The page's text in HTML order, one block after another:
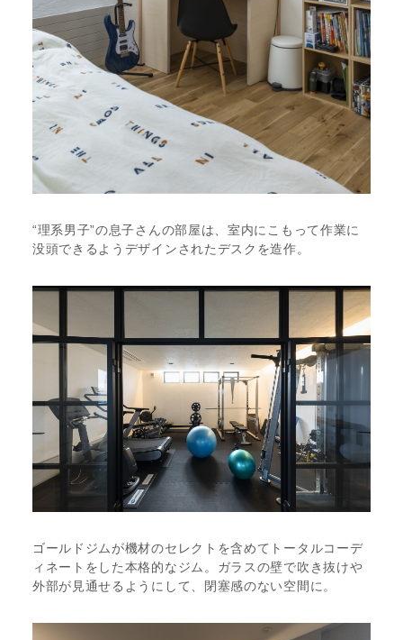
“理系男子”の息子さんの部屋は、室内にこもって作業に
没頭できるようデザインされたデスクを造作。
ゴールドジムが機材のセレクトを含めてトータルコーデ
ィネートをした本格的なジム。ガラスの壁で吹き抜けや
外部が見通せるようにして、閉塞感のない空間に。